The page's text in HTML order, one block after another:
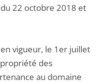
22 octobre 2018 et
vigueur, le 1er juillet
des
au domaine